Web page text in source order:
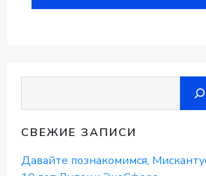
СВЕЖИЕ ЗАПИСИ
Давайте познакомимся,